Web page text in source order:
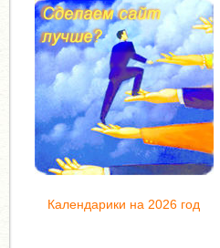
Календарики на 2026 год